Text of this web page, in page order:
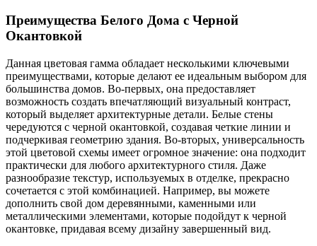
Преимущества Белого Дома с Черной
Окантовкой
Данная цветовая гамма обладает несколькими ключевыми
преимуществами, которые делают ее идеальным выбором для
большинства домов. Во-первых, она предоставляет
возможность создать впечатляющий визуальный контраст,
который выделяет архитектурные детали. Белые стены
чередуются с черной окантовкой, создавая четкие линии и
подчеркивая геометрию здания. Во-вторых, универсальность
этой цветовой схемы имеет огромное значение: она подходит
практически для любого архитектурного стиля. Даже
разнообразие текстур, используемых в отделке, прекрасно
сочетается с этой комбинацией. Например, вы можете
дополнить свой дом деревянными, каменными или
металлическими элементами, которые подойдут к черной
окантовке, придавая всему дизайну завершенный вид.